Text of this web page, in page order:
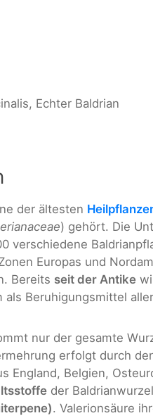
Echter Baldrian
der ältesten
) gehört. Die
verschiedene
Europas und
Bereits seit der Antike
Beruhigungsmittel
nur der gesamte
erfolgt durch
England, Belgien,
der
. Valerionsäure